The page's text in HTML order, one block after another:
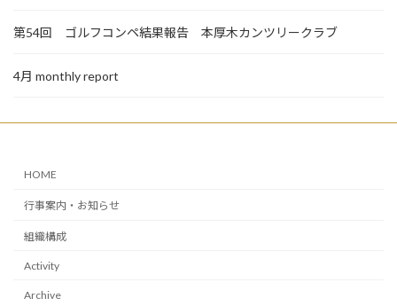
第54回 ゴルフコンペ結果報告 本厚木カンツリークラブ
4月 monthly report
HOME
行事案内・お知らせ
組織構成
Activity
Archive